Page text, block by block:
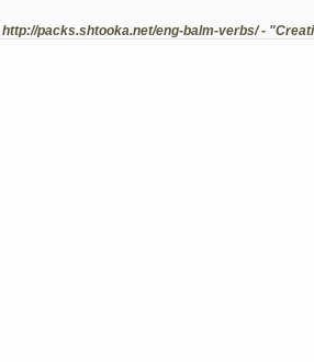
http://packs.shtooka.net/eng-balm-verbs/-